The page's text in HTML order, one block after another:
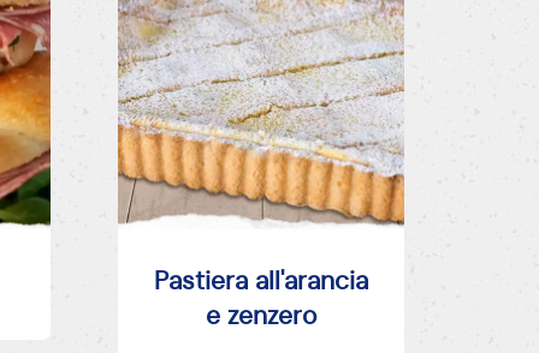
Pastiera all'arancia
e zenzero